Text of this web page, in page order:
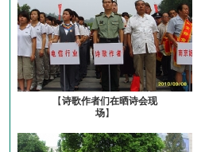
【诗歌作者们在晒诗会现
场】